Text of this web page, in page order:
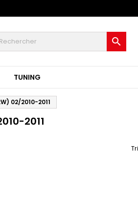

TUNING
02/2010-2011
2011